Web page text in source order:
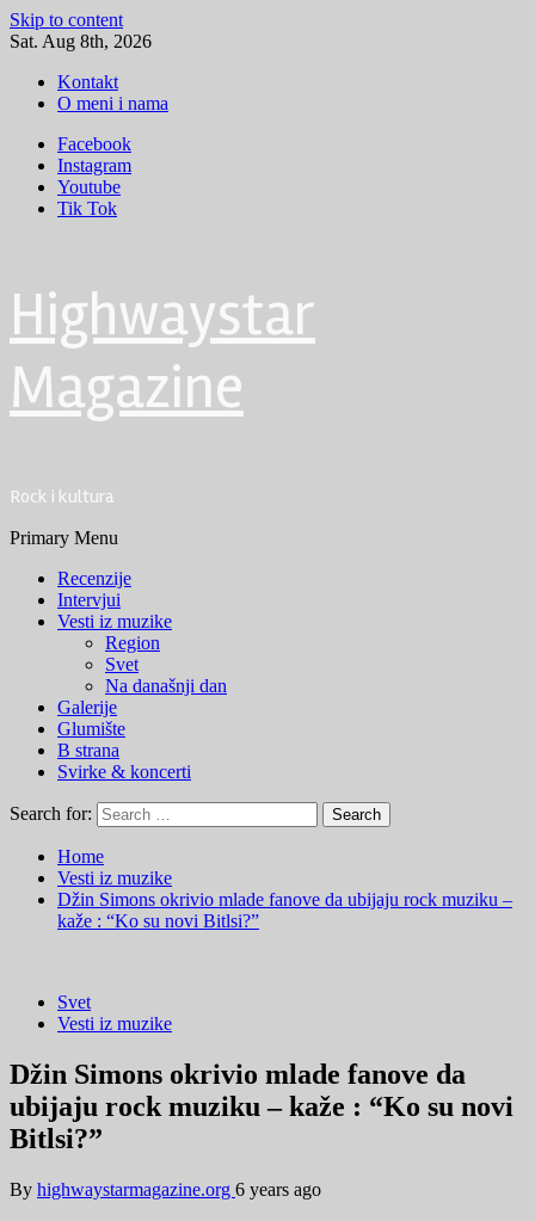
Skip to content
Sat. Aug 8th, 2026
Kontakt
O meni i nama
Facebook
Instagram
Youtube
Tik Tok
Highwaystar
Magazine
Rock i kultura
Primary Menu
Recenzije
Intervjui
Vesti iz muzike
Region
Svet
Na današnji dan
Galerije
Glumište
B strana
Svirke & koncerti
Search for:
Home
Vesti iz muzike
Džin Simons okrivio mlade fanove da ubijaju rock muziku –
kaže : “Ko su novi Bitlsi?”
Svet
Vesti iz muzike
Džin Simons okrivio mlade fanove da
ubijaju rock muziku – kaže : “Ko su novi
Bitlsi?”
By highwaystarmagazine.org 6 years ago